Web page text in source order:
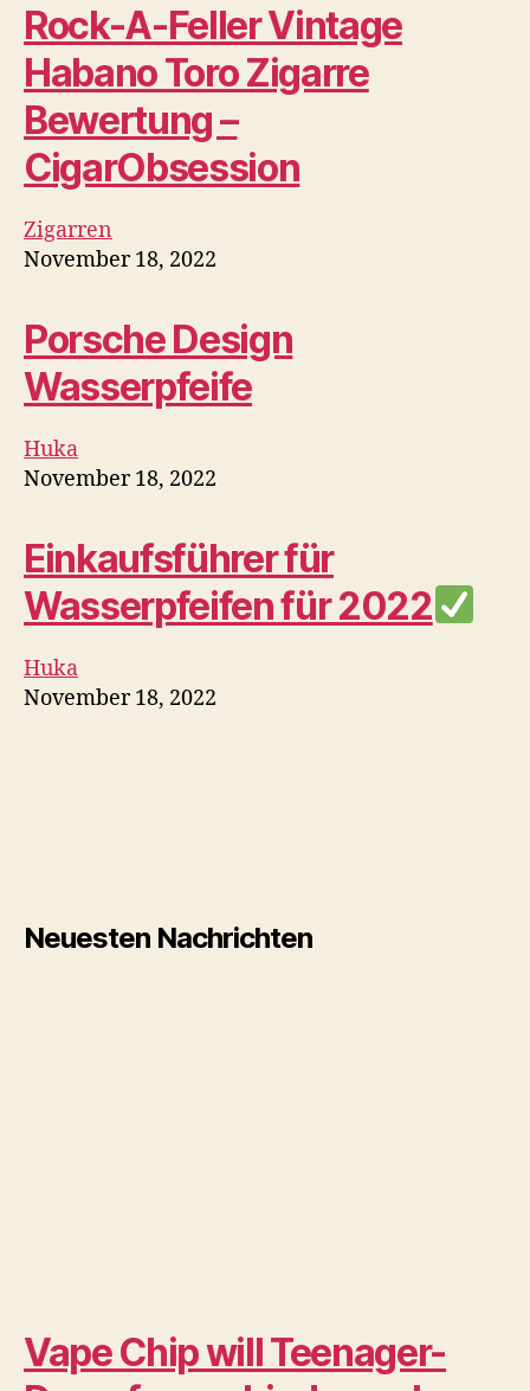
Rock-A-Feller Vintage
Habano Toro Zigarre
Bewertung –
CigarObsession
Zigarren
November 18, 2022
Porsche Design
Wasserpfeife
Huka
November 18, 2022
Einkaufsführer für
Wasserpfeifen für 2022
Huka
November 18, 2022
Neuesten Nachrichten
Was ist ein Vape-Detektor?
Die endgültige Analyse